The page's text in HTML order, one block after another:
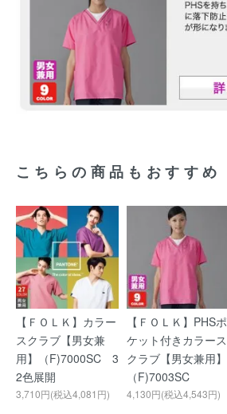
こちらの商品もおすすめ
【ＦＯＬＫ】カラー
スクラブ【男女兼
用】（F)7000SC 3
2色展開
3,710円(税込4,081円)
【ＦＯＬＫ】PHSポ
ケット付きカラース
クラブ【男女兼用】
（F)7003SC
4,130円(税込4,543円)